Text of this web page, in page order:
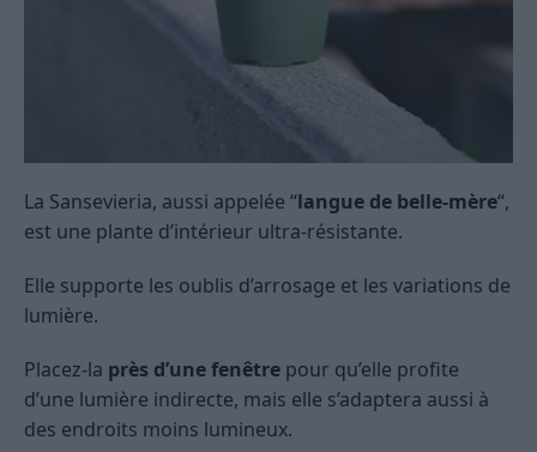
La Sansevieria, aussi appelée “langue de belle-mère“,
est une plante d’intérieur ultra-résistante.
Elle supporte les oublis d’arrosage et les variations de
lumière.
Placez-la près d’une fenêtre pour qu’elle profite
d’une lumière indirecte, mais elle s’adaptera aussi à
des endroits moins lumineux.